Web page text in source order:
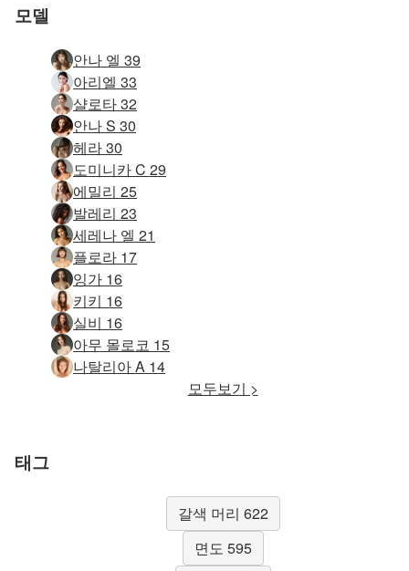
모델
안나 엘 39
아리엘 33
샬로타 32
안나 S 30
헤라 30
도미니카 C 29
에밀리 25
발레리 23
세레나 엘 21
플로라 17
잉가 16
키키 16
실비 16
아무 몰로코 15
나탈리아 A 14
모두보기 >
태그
갈색 머리 622
면도 595